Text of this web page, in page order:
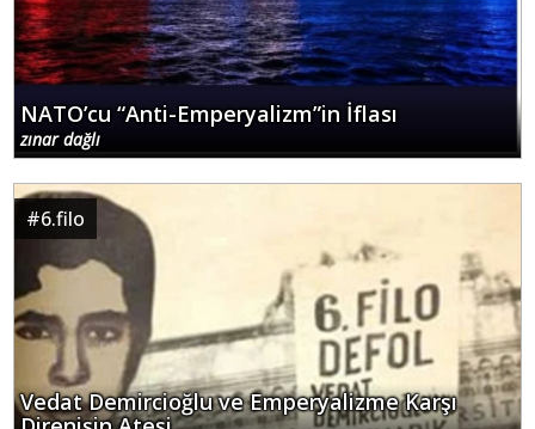
NATO’cu “Anti-Emperyalizm”in İflası
zınar dağlı
#6.filo
Vedat Demircioğlu ve Emperyalizme Karşı